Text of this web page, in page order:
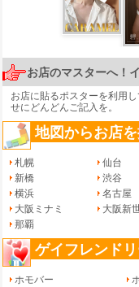
お店のマスターへ！
お店に貼るポスターを利用
せにどんどんご記入を。
地図からお店
札幌 仙台
新橋
渋谷
横浜
名古屋
大阪ミナミ
大阪新
那覇
ゲイフレンド
ホモバー